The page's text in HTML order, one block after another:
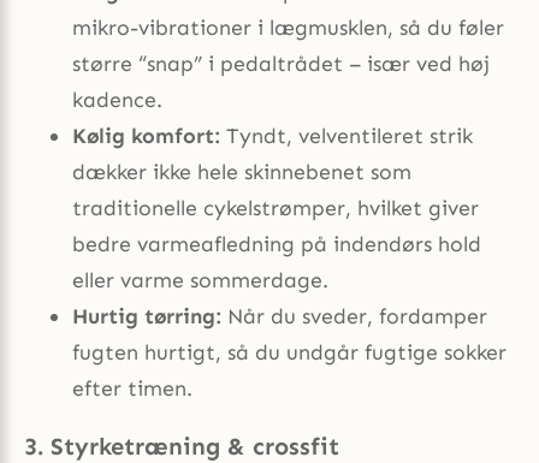
mikro-vibrationer i lægmusklen, så du føler
større “snap” i pedaltrådet – især ved høj
kadence.
Kølig komfort: Tyndt, velventileret strik
dækker ikke hele skinnebenet som
traditionelle cykelstrømper, hvilket giver
bedre varmeafledning på indendørs hold
eller varme sommerdage.
Hurtig tørring: Når du sveder, fordamper
fugten hurtigt, så du undgår fugtige sokker
efter timen.
3. Styrketræning & crossfit